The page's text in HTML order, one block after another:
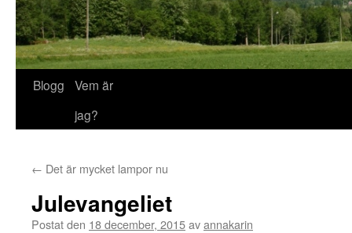
Blogg
Vem är
jag?
← Det är mycket lampor nu
Julevangeliet
Postat den 18 december, 2015avannakarin